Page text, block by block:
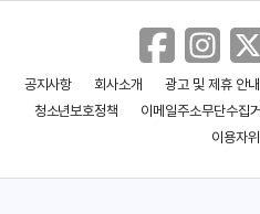
워커 페인
공지사항 회사소개 광고 및 제휴 안내
청소년보호정책
이메일주소무단수집
이용자